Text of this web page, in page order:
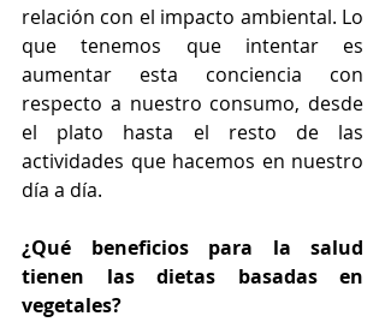
relación con el impacto ambiental. Lo
que tenemos que intentar es
aumentar esta conciencia con
respecto a nuestro consumo, desde
el plato hasta el resto de las
actividades que hacemos en nuestro
día a día.
¿Qué beneficios para la salud
tienen las dietas basadas en
vegetales?